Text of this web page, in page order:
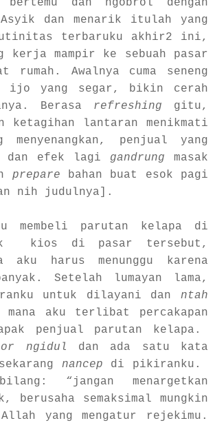
dan ngobrol dengan
dan menarik itulah yang
terbaruku akhir2 ini,
kerja mampir ke sebuah pasar
rumah. Awalnya cuma seneng
ijo yang segar, bikin cerah
Berasa refreshing gitu,
ketagihan lantaran menikmati
menyenangkan, penjual yang
dan efek lagi gandrung masak
prepare bahan buat esok pagi
nih judulnya].
membeli parutan kelapa di
kios di pasar tersebut,
aku harus menunggu karena
Setelah lumayan lama,
untuk dilayani dan ntah
aku terlibat percakapan
penjual parutan kelapa.
ngidul dan ada satu kata
nancep di pikiranku.
“jangan menargetkan
berusaha semaksimal mungkin
yang mengatur rejekimu.